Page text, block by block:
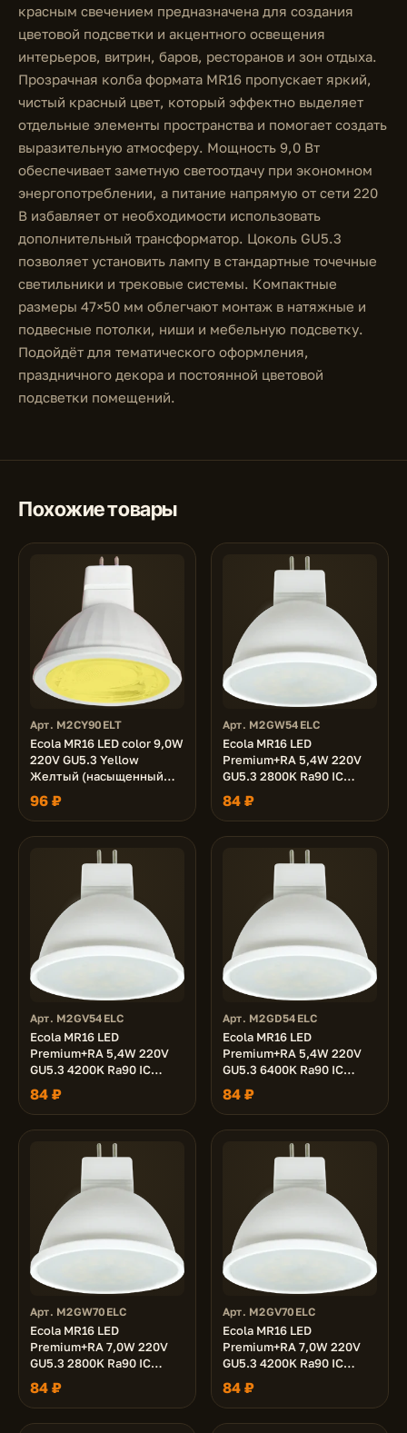
красным свечением предназначена для создания
цветовой подсветки и акцентного освещения
интерьеров, витрин, баров, ресторанов и зон отдыха.
Прозрачная колба формата MR16 пропускает яркий,
чистый красный цвет, который эффектно выделяет
отдельные элементы пространства и помогает создать
выразительную атмосферу. Мощность 9,0 Вт
обеспечивает заметную светоотдачу при экономном
энергопотреблении, а питание напрямую от сети 220
В избавляет от необходимости использовать
дополнительный трансформатор. Цоколь GU5.3
позволяет установить лампу в стандартные точечные
светильники и трековые системы. Компактные
размеры 47×50 мм облегчают монтаж в натяжные и
подвесные потолки, ниши и мебельную подсветку.
Подойдёт для тематического оформления,
праздничного декора и постоянной цветовой
подсветки помещений.
Похожие товары
Арт. M2CY90ELT
Ecola MR16 LED color 9,0W
220V GU5.3 Yellow
Желтый (насыщенный
цвет) прозрачная 47х50
96 ₽
Арт. M2GW54ELC
Ecola MR16 LED
Premium+RA 5,4W 220V
GU5.3 2800K Ra90 IC
матовая 51x50
84 ₽
Арт. M2GV54ELC
Ecola MR16 LED
Premium+RA 5,4W 220V
GU5.3 4200K Ra90 IC
матовая 51x50
84 ₽
Арт. M2GD54ELC
Ecola MR16 LED
Premium+RA 5,4W 220V
GU5.3 6400K Ra90 IC
матовая 51x50
84 ₽
Арт. M2GW70ELC
Ecola MR16 LED
Premium+RA 7,0W 220V
GU5.3 2800K Ra90 IC
матовая 51x50
84 ₽
Арт. M2GV70ELC
Ecola MR16 LED
Premium+RA 7,0W 220V
GU5.3 4200K Ra90 IC
матовая 51x50
84 ₽